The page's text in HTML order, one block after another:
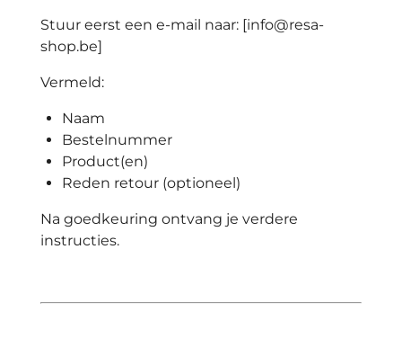
Stuur eerst een e-mail naar: [info@resa-
shop.be]
Vermeld:
Naam
Bestelnummer
Product(en)
Reden retour (optioneel)
Na goedkeuring ontvang je verdere
instructies.